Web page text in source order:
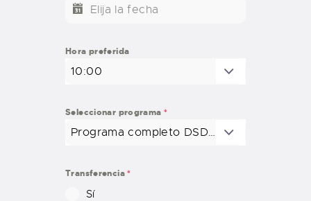
Hora preferida
10:00
Seleccionar programa *
Programa completo DSD I y II ( 3hrs )
Transferencia*
Sí